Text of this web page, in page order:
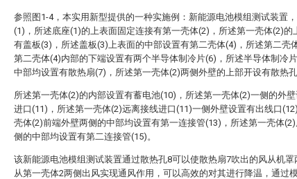
参照图1-4，本实用新型提供的一种实施例：新能源电池模组测试装置
(1)，所述底座(1)的上表面固定连接有第一壳体(2)，所述第一壳体(2)的
有盖板(3)，所述盖板(3)上表面的中部设置有第二壳体(4)，所述第二壳
第二壳体(4)内部的下端设置有两个半导体制冷片(6)，所述半导体制冷
中部均设置有散热扇(7)，所述第一壳体(2)两侧外壁的上部开设有散热孔
所述第一壳体(2)的内部设置有蓄电池(10)，所述第一壳体(2)一侧的外
进口(11)，所述第一壳体(2)远离接线进口(11)一侧外壁设置有出线口
壳体(2)前端外壁两侧的中部均设置有第一连接管(13)，所述第一壳体
侧的中部均设置有第二连接管(15)。
该新能源电池模组测试装置通过散热孔8可以使散热扇7吹出的风从机罩
从第一壳体2两侧出风实现通风作用，可以高效的对其进行降温，通过